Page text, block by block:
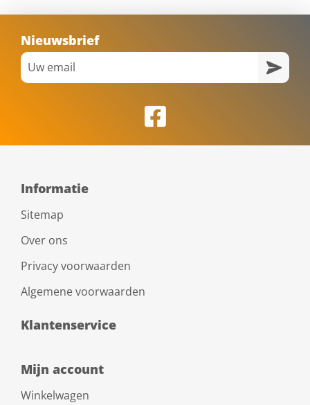
Nieuwsbrief
Informatie
Sitemap
Over ons
Privacy voorwaarden
Algemene voorwaarden
Klantenservice
Mijn account
Winkelwagen